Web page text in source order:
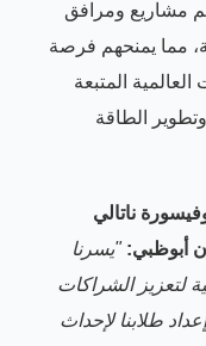
مشاريع ومرافق
مما يمنحهم فرصة
المتبعة
الطاقة
ناتالي
أبوظبي: "يسرنا
لتعزيز الشراكات
طلابنا لإحداث